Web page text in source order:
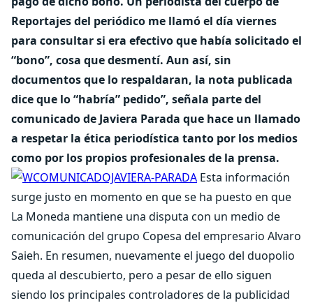
Reportajes del periódico me llamó el día viernes
para consultar si era efectivo que había solicitado el
“bono”, cosa que desmentí. Aun así, sin
documentos que lo respaldaran, la nota publicada
dice que lo “habría” pedido”, señala parte del
comunicado de Javiera Parada que hace un llamado
a respetar la ética periodística tanto por los medios
como por los propios profesionales de la prensa.
Esta información
surge justo en momento en que se ha puesto en que
La Moneda mantiene una disputa con un medio de
comunicación del grupo Copesa del empresario Alvaro
Saieh. En resumen, nuevamente el juego del duopolio
queda al descubierto, pero a pesar de ello siguen
siendo los principales controladores de la publicidad